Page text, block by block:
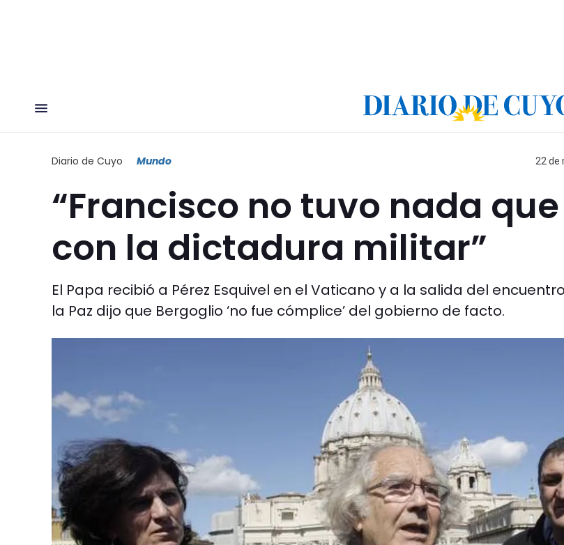
Diario de Cuyo Mundo 22 de
“Francisco no tuvo nada
con la dictadura militar”
El Papa recibió a Pérez Esquivel en el Vaticano y a la salida del
la Paz dijo que Bergoglio ‘no fue cómplice’ del gobierno de facto.